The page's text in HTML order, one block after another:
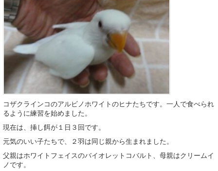
コザクラインコのアルビノホワイトのヒナたちです。一人で食べられ
るように練習を始めました。
現在は、挿し餌が１日３回です。
元気のいい子たちで、２羽は同じ親から生まれました。
父親はホワイトフェイスのバイオレットコバルト、母親はクリームイ
ノです。